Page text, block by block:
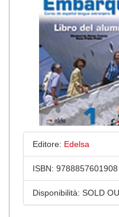
Editore: Edelsa
ISBN: 9788857601908
Disponibilità: SOLD